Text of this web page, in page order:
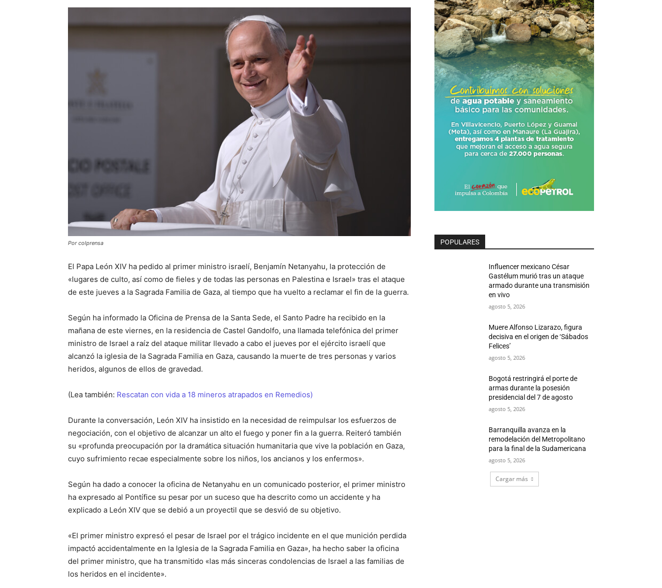
Por colprensa
El Papa León XIV ha pedido al primer ministro israelí, Benjamín Netanyahu, la protección de
«lugares de culto, así como de fieles y de todas las personas en Palestina e Israel» tras el ataque
de este jueves a la Sagrada Familia de Gaza, al tiempo que ha vuelto a reclamar el fin de la guerra.
Según ha informado la Oficina de Prensa de la Santa Sede, el Santo Padre ha recibido en la
mañana de este viernes, en la residencia de Castel Gandolfo, una llamada telefónica del primer
ministro de Israel a raíz del ataque militar llevado a cabo el jueves por el ejército israelí que
alcanzó la iglesia de la Sagrada Familia en Gaza, causando la muerte de tres personas y varios
heridos, algunos de ellos de gravedad.
(Lea también: Rescatan con vida a 18 mineros atrapados en Remedios)
Durante la conversación, León XIV ha insistido en la necesidad de reimpulsar los esfuerzos de
negociación, con el objetivo de alcanzar un alto el fuego y poner fin a la guerra. Reiteró también
su «profunda preocupación por la dramática situación humanitaria que vive la población en Gaza,
cuyo sufrimiento recae especialmente sobre los niños, los ancianos y los enfermos».
Según ha dado a conocer la oficina de Netanyahu en un comunicado posterior, el primer ministro
ha expresado al Pontífice su pesar por un suceso que ha descrito como un accidente y ha
explicado a León XIV que se debió a un proyectil que se desvió de su objetivo.
«El primer ministro expresó el pesar de Israel por el trágico incidente en el que munición perdida
impactó accidentalmente en la Iglesia de la Sagrada Familia en Gaza», ha hecho saber la oficina
del primer ministro, que ha transmitido «las más sinceras condolencias de Israel a las familias de
los heridos en el incidente».
POPULARES
Influencer mexicano César
Gastélum murió tras un ataque
armado durante una transmisión
en vivo
agosto 5, 2026
Muere Alfonso Lizarazo, figura
decisiva en el origen de ‘Sábados
Felices’
agosto 5, 2026
Bogotá restringirá el porte de
armas durante la posesión
presidencial del 7 de agosto
agosto 5, 2026
Barranquilla avanza en la
remodelación del Metropolitano
para la final de la Sudamericana
agosto 5, 2026
Cargar más